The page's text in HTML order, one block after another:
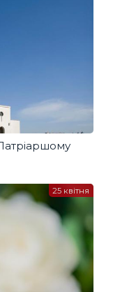
25 квітня